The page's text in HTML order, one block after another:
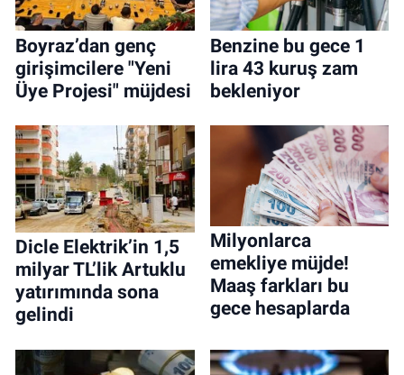
Boyraz’dan genç
girişimcilere "Yeni
Üye Projesi" müjdesi
Benzine bu gece 1
lira 43 kuruş zam
bekleniyor
Dicle Elektrik’in 1,5
milyar TL’lik Artuklu
yatırımında sona
gelindi
Milyonlarca
emekliye müjde!
Maaş farkları bu
gece hesaplarda